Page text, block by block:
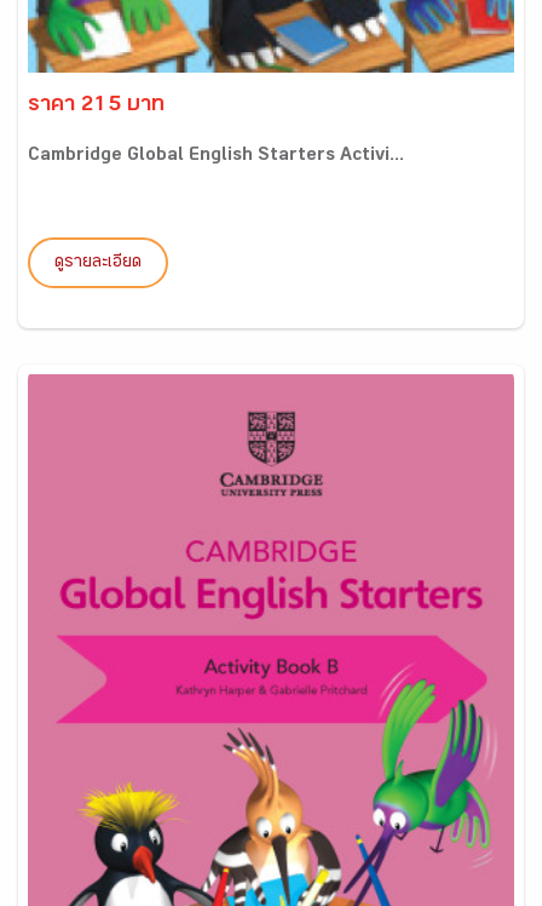
ราคา 215 บาท
Cambridge Global English Starters Activi...
ดูรายละเอียด